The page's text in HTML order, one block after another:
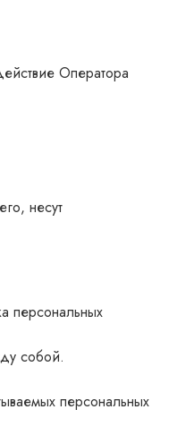
Оператора
несут
персональных
собой.
персональных